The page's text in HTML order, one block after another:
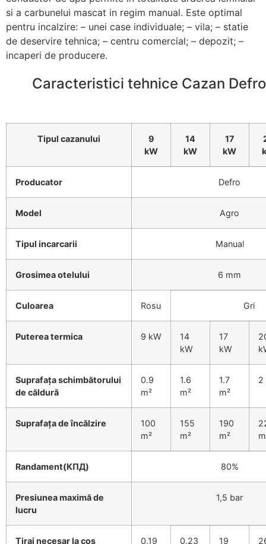
si a carbunelui mascat in regim manual. Este optimal
pentru incalzire: – unei case individuale; – vila; – statie
de deservire tehnica; – centru comercial; – depozit; –
incaperi de producere.
Caracteristici tehnice Cazan
Tipul cazanului
9
kW
14
kW
17
kW
Producator Defro
Model Agro
Tipul incarcarii Manual
Grosimea otelului 6 mm
Culoarea Rosu Gri
Puterea termica 9 kW
14
kW
17
kW
Suprafața schimbătorului
de căldură
0.9
m²
1.6
m²
1.7
m²
2
Suprafața de încălzire
100
m²
155
m²
190
m²
Randament(КПД) 80%
Presiunea maximă de
lucru
1,5 bar
Tiraj necesar la coş 0.19 0.23 19